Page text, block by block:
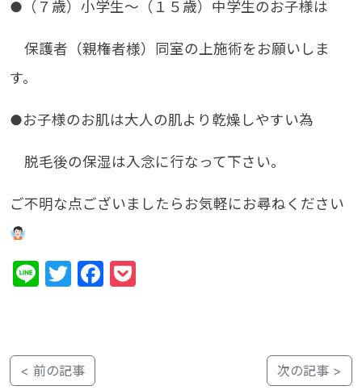
●（７歳）小学生〜（１５歳）中学生のお子様は
保護者（親権者様）同室の上施術をお願いしま
す。
●お子様のお肌は大人の肌より乾燥しやすい為
脱毛後の保湿は入念に行なって下さい。
ご不明な点ございましたらお気軽にお尋ねください
LineTwitterFacebook
< 前の記事 次の記事 >